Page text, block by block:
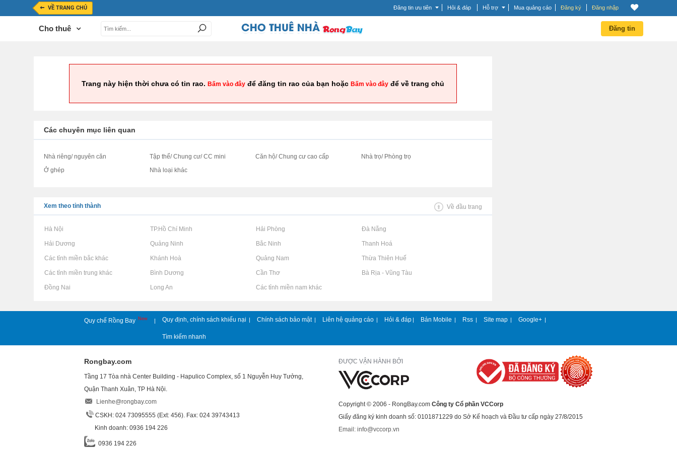
VỀ TRANG CHỦ Đăng tin ưu tiên Hỏi & đáp Hỗ trợ Mua quảng cáo Đăng ký Đăng nhập
Cho thuê Đăng tin
Trang này hiện thời chưa có tin rao. Bấm vào đây để đăng tin rao của bạn hoặc Bấm vào đây để về trang chủ
Các chuyên mục liên quan
Nhà riêng/ nguyên căn Tập thể/ Chung cư/ CC mini Căn hộ/ Chung cư cao cấp
Nhà trọ/ Phòng trọ
Ở ghép
Nhà loại khác
Xem theo tỉnh thành Về đầu trang
Rao vặt tại Hà Nội Rao vặt tại TP.Hồ Chí Minh Rao vặt tại Hải Phòng Rao vặt tại Đà Nẵng
Rao vặt tại Hải Dương Rao vặt tại Quảng Ninh Rao vặt tại Bắc Ninh Rao vặt tại Thanh Hoá
Rao vặt tại Các tỉnh miền bắc khác Rao vặt tại Khánh Hoà Rao vặt tại Quảng Nam Rao vặt tại Thừa Thiên Huế
Rao vặt tại Các tỉnh miền trung khác Rao vặt tại Bình Dương Rao vặt tại Cần Thơ Rao vặt tại Bà Rịa - Vũng Tàu
Rao vặt tại Đồng Nai Rao vặt tại Long An Rao vặt tại Các tỉnh miền nam khác
Quy chế Rồng Bay New | Quy định, chính sách khiếu nại | Chính sách bảo mật | Liên hệ quảng cáo | Hỏi & đáp | Bản Mobile | Rss | Site map | Google+ |
Tìm kiếm nhanh
Rongbay.com
Tầng 17 Tòa nhà Center Building - Hapulico Complex, số 1 Nguyễn Huy Tưởng,
Quận Thanh Xuân, TP Hà Nội.
Lienhe@rongbay.com
CSKH: 024 73095555 (Ext: 456). Fax: 024 39743413
Kinh doanh: 0936 194 226
0936 194 226
ĐƯỢC VẬN HÀNH BỞI
Copyright © 2006 - RongBay.com Công ty Cổ phần VCCorp
Giấy đăng ký kinh doanh số: 0101871229 do Sở Kế hoạch và Đầu tư cấp ngày 27/8/2015
Email: info@vccorp.vn